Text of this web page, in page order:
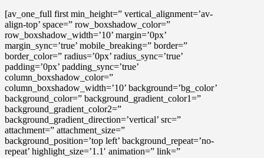
[av_one_full first min_height=” vertical_alignment=’av-
align-top’ space=” row_boxshadow_color=”
row_boxshadow_width=’10’ margin=’0px’
margin_sync=’true’ mobile_breaking=” border=”
border_color=” radius=’0px’ radius_sync=’true’
padding=’0px’ padding_sync=’true’
column_boxshadow_color=”
column_boxshadow_width=’10’ background=’bg_color’
background_color=” background_gradient_color1=”
background_gradient_color2=”
background_gradient_direction=’vertical’ src=”
attachment=” attachment_size=”
background_position=’top left’ background_repeat=’no-
repeat’ highlight_size=’1.1′ animation=” link=”